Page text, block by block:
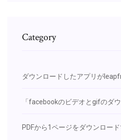
Category
ダウンロードしたアプリが
「facebookのビデオとgifのダウ
PDFから1ページをダウンロー